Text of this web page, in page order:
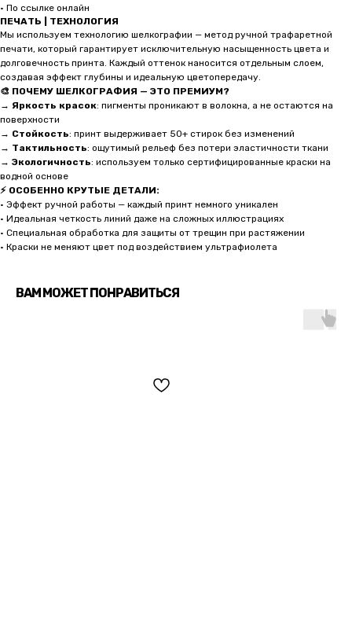
• По ссылке онлайн
ПЕЧАТЬ | ТЕХНОЛОГИЯ
Мы используем технологию шелкографии — метод ручной трафаретной
печати, который гарантирует исключительную насыщенность цвета и
долговечность принта. Каждый оттенок наносится отдельным слоем,
создавая эффект глубины и идеальную цветопередачу.
🎨 ПОЧЕМУ ШЕЛКОГРАФИЯ — ЭТО ПРЕМИУМ?
→ Яркость красок: пигменты проникают в волокна, а не остаются на
поверхности
→ Стойкость: принт выдерживает 50+ стирок без изменений
→ Тактильность: ощутимый рельеф без потери эластичности ткани
→ Экологичность: используем только сертифицированные краски на
водной основе
⚡ ОСОБЕННО КРУТЫЕ ДЕТАЛИ:
• Эффект ручной работы — каждый принт немного уникален
• Идеальная четкость линий даже на сложных иллюстрациях
• Специальная обработка для защиты от трещин при растяжении
• Краски не меняют цвет под воздействием ультрафиолета
ВАМ МОЖЕТ ПОНРАВИТЬСЯ